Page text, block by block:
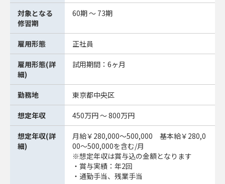
対象となる
修習期
60期 ～ 73期
雇用形態 正社員
雇用形態(詳
細)
試用期間：6ヶ月
勤務地 東京都中央区
想定年収 450万円 ～ 800万円
想定年収(詳
細)
月給￥280,000～500,000 基本給￥280,0
00～500,000を含む/月
※想定年収は賞与込の金額となります
・賞与実績：年2回
・通勤手当、残業手当